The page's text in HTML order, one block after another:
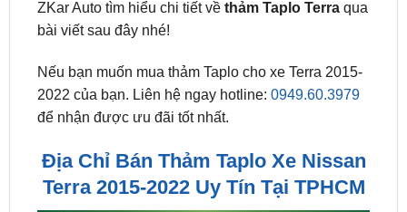
Nếu bạn muốn mua thảm Taplo cho xe Terra 2015-
để nhận được ưu đãi tốt nhất.
Địa Chỉ Bán Thảm Taplo Xe Nissan